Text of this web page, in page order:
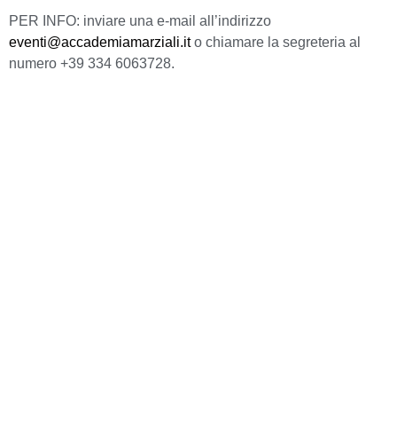
PER INFO: inviare una e-mail all’indirizzo
eventi@accademiamarziali.ito chiamare la segreteria al
numero +39 334 6063728.